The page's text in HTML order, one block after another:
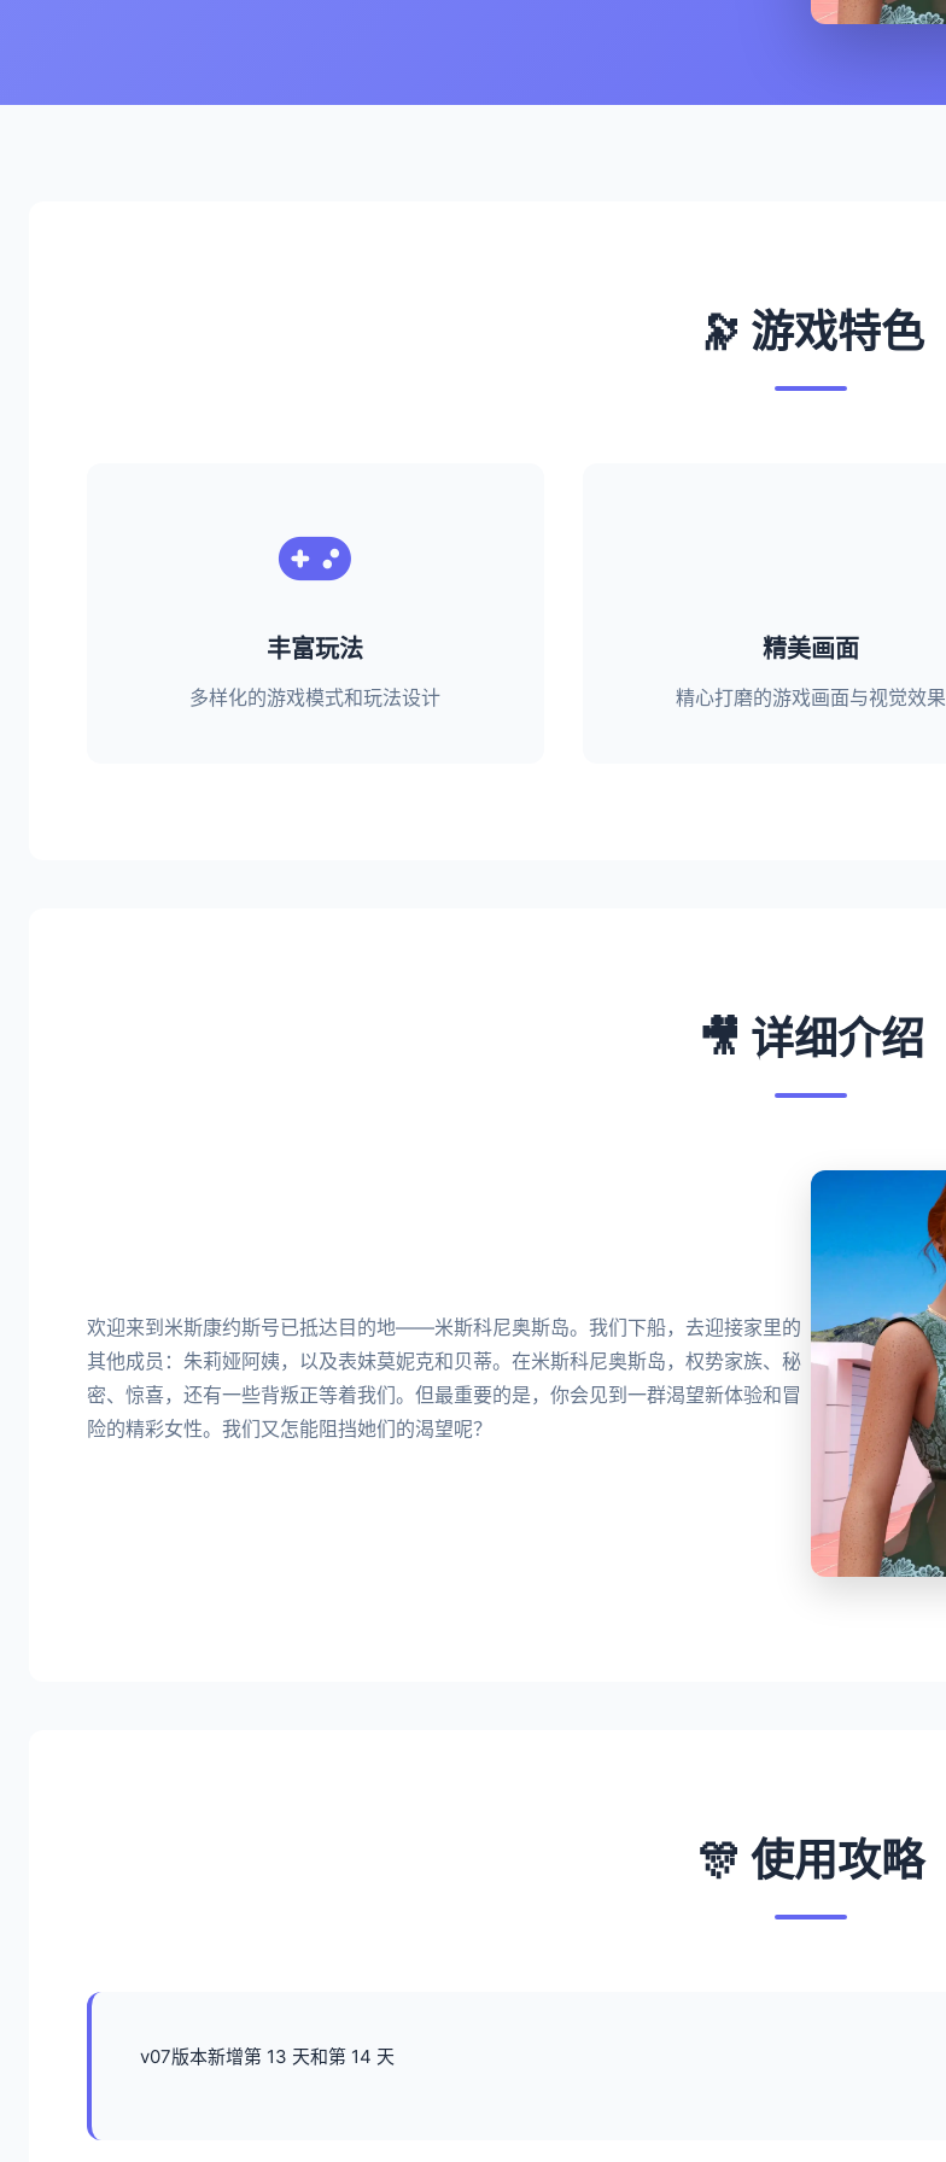
🔭 游戏特色
丰富玩法
多样化的游戏模式和玩法设计
精美画面
精心打磨的游戏画面与视觉效果
🎥 详细介绍
欢迎来到米斯康约斯号已抵达目的地——米斯科尼奥斯岛。我们下船，去迎接家里的
其他成员：朱莉娅阿姨，以及表妹莫妮克和贝蒂。在米斯科尼奥斯岛，权势家族、秘
密、惊喜，还有一些背叛正等着我们。但最重要的是，你会见到一群渴望新体验和冒
险的精彩女性。我们又怎能阻挡她们的渴望呢？
🎊 使用攻略
v07版本新增第 13 天和第 14 天